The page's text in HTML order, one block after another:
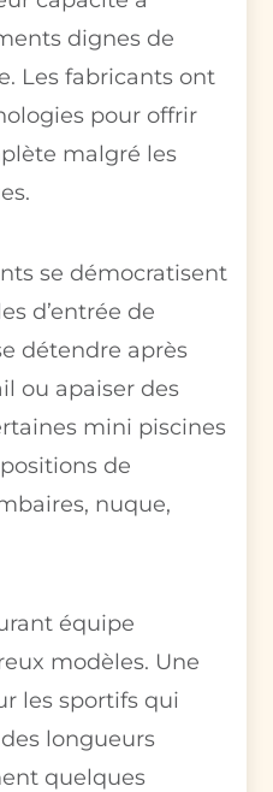
dignes de
Les fabricants ont
pour offrir
malgré les
se démocratisent
d’entrée de
détendre après
ou apaiser des
mini piscines
de
nuque,
équipe
modèles. Une
les sportifs qui
longueurs
quelques